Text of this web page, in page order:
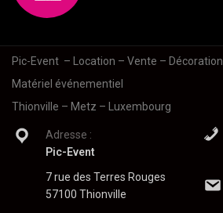
Pic-Event – Location – Vente – Décoration
Matériel événementiel
Thionville – Metz – Luxembourg
Adresse :
Pic-Event
7 rue des Terres Rouges
57100 Thionville